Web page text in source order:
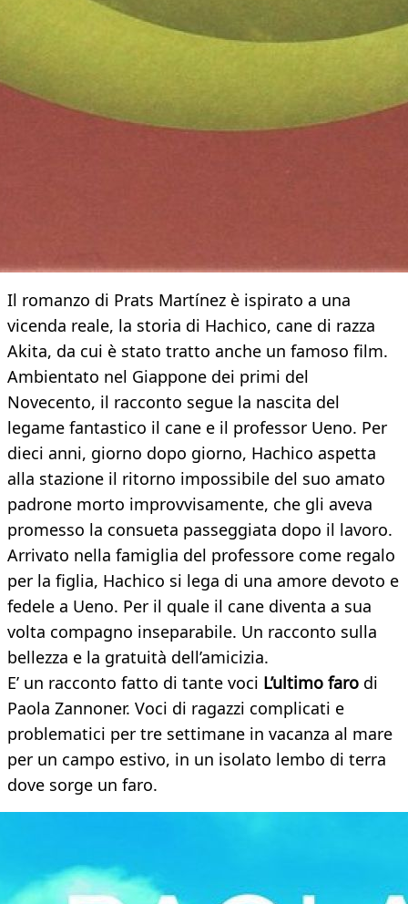
Il romanzo di Prats Martínez è ispirato a una
vicenda reale, la storia di Hachico, cane di razza
Akita, da cui è stato tratto anche un famoso film.
Ambientato nel Giappone dei primi del
Novecento, il racconto segue la nascita del
legame fantastico il cane e il professor Ueno. Per
dieci anni, giorno dopo giorno, Hachico aspetta
alla stazione il ritorno impossibile del suo amato
padrone morto improvvisamente, che gli aveva
promesso la consueta passeggiata dopo il lavoro.
Arrivato nella famiglia del professore come regalo
per la figlia, Hachico si lega di una amore devoto e
fedele a Ueno. Per il quale il cane diventa a sua
volta compagno inseparabile. Un racconto sulla
bellezza e la gratuità dell’amicizia.
E’ un racconto fatto di tante voci L’ultimo faro di
Paola Zannoner. Voci di ragazzi complicati e
problematici per tre settimane in vacanza al mare
per un campo estivo, in un isolato lembo di terra
dove sorge un faro.